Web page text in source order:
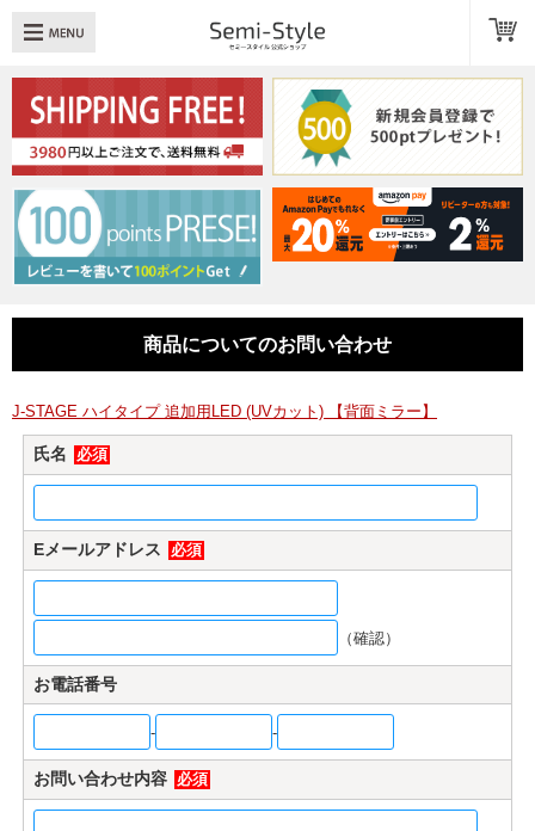
：透明扉 引き出し LED
へ戻る
品一覧
品カテゴリ
タッフブログ
イページ/会員登録
定商取引法に基づく表記
社概要
問い合わせ
商品についてのお問い合わせ
J-STAGE ハイタイプ 追加用LED (UVカット) 【背面ミラー】
氏名 必須
Eメールアドレス 必須
（確認）
お電話番号
- -
お問い合わせ内容 必須